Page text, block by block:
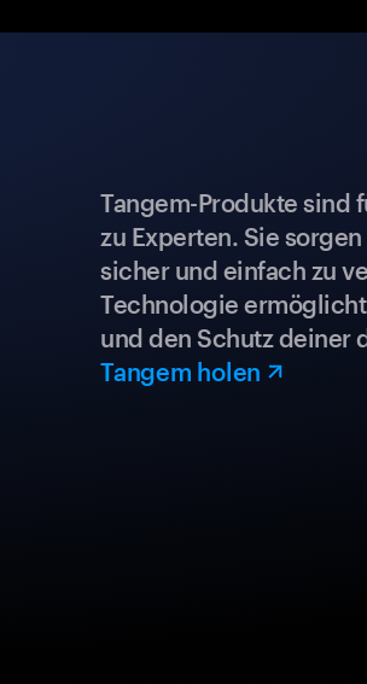
Tangem-Produkte sind
zu Experten. Sie
sicher und einfach zu
Technologie
und den Schutz deiner
Tangem holen